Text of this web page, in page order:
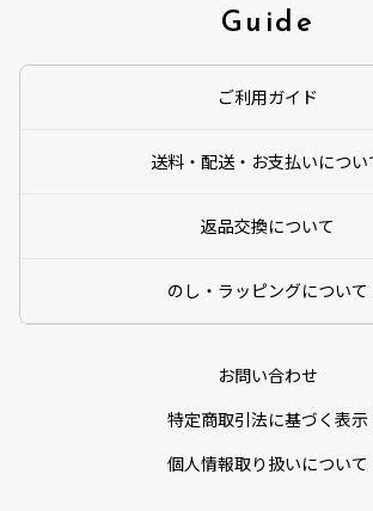
Guide
ご利用ガイド
送料・配送・お支払いについ
返品交換について
のし・ラッピングについて
お問い合わせ
特定商取引法に基づく表示
個人情報取り扱いについて